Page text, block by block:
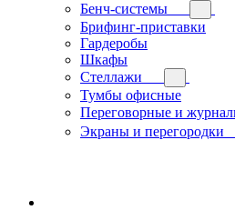
Бенч-системы
Брифинг-приставки
Гардеробы
Шкафы
Стеллажи
Тумбы офисные
Переговорные и
Экраны и перегородки